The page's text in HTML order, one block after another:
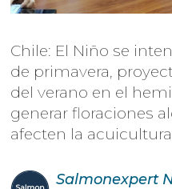
Chile: El Niño se
de primavera,
del verano en el
generar floraciones
afecten la
Salmonexpert